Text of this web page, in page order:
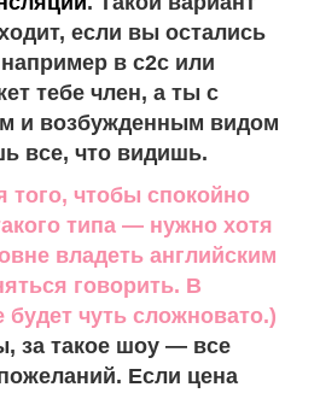
если вы остались
в с2с или
тебе член, а ты с
и возбужденным видом
все, что видишь.
чтобы спокойно
типа — нужно хотя
владеть английским
говорить. В
будет чуть сложновато.)
за такое шоу — все
Если цена